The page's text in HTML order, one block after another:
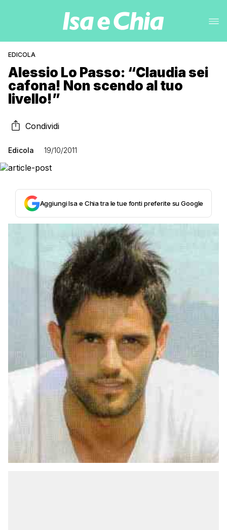
EDICOLA
Alessio Lo Passo: “Claudia sei
cafona! Non scendo al tuo
livello!”
Condividi
Edicola 19/10/2011
Aggiungi Isa e Chia tra le tue fonti preferite su Google